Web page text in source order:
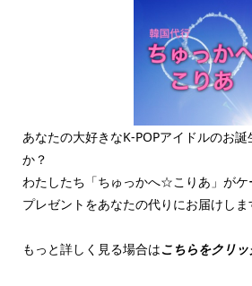
あなたの大好きなK-POPアイドルのお
か？
わたしたち「ちゅっかへ☆こりあ」がケ
プレゼントをあなたの代りにお届けし
もっと詳しく見る場合はこちらをクリッ